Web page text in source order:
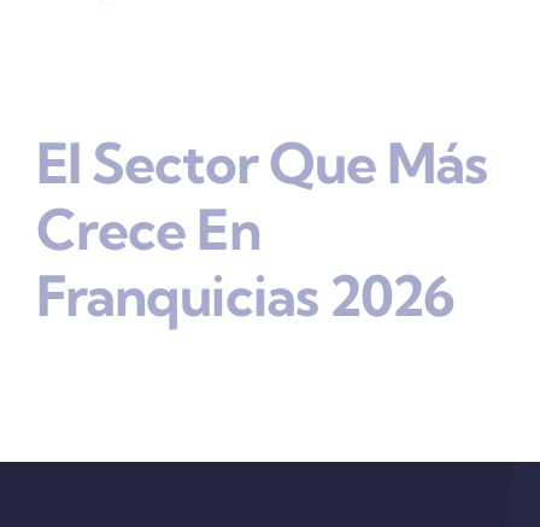
El Sector Que Más
Crece En
Franquicias 2026